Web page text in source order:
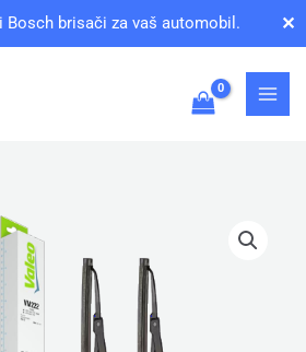
Bosch brisači za vaš automobil. ✕